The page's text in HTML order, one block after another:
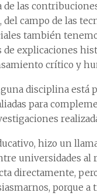
de las
del campo de las
también
de explicaciones
crítico y
disciplina está
para
hizo un
universidades al
directamente,
porque a